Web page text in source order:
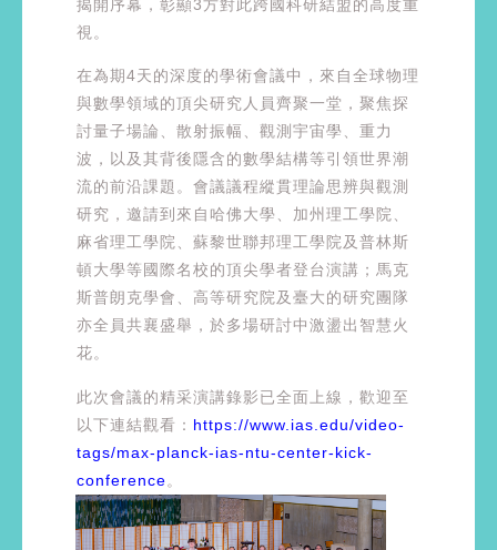
揭開序幕，彰顯3方對此跨國科研結盟的高度重
視。
在為期4天的深度的學術會議中，來自全球物理
與數學領域的頂尖研究人員齊聚一堂，聚焦探
討量子場論、散射振幅、觀測宇宙學、重力
波，以及其背後隱含的數學結構等引領世界潮
流的前沿課題。會議議程縱貫理論思辨與觀測
研究，邀請到來自哈佛大學、加州理工學院、
麻省理工學院、蘇黎世聯邦理工學院及普林斯
頓大學等國際名校的頂尖學者登台演講；馬克
斯普朗克學會、高等研究院及臺大的研究團隊
亦全員共襄盛舉，於多場研討中激盪出智慧火
花。
此次會議的精采演講錄影已全面上線，歡迎至
以下連結觀看： https://www.ias.edu/video-
tags/max-planck-ias-ntu-center-kick-
conference。